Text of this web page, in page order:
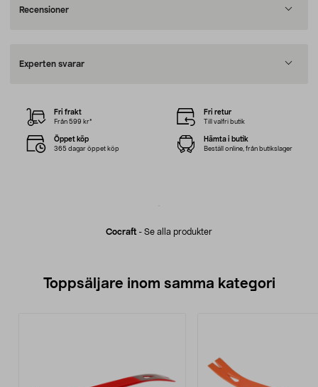
Recensioner
Experten svarar
Cocraft - Se alla produkter
Fri frakt
Från 599 kr*
Fri retur
Till valfri butik
Öppet köp
365 dagar öppet köp
Hämta i butik
Beställ online, från butikslager
Toppsäljare inom samma kategori